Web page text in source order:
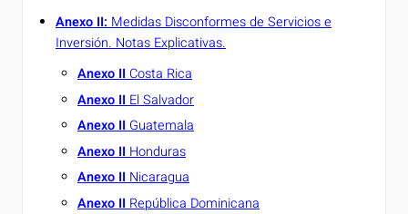
Anexo II: Medidas Disconformes de Servicios e
Inversión. Notas Explicativas.
Anexo II Costa Rica
Anexo II El Salvador
Anexo II Guatemala
Anexo II Honduras
Anexo IINicaragua
Anexo II República Dominicana